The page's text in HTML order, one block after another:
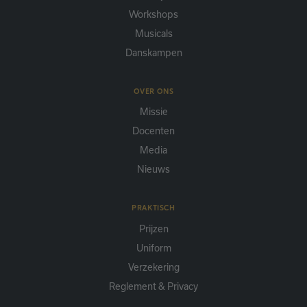
Workshops
Musicals
Danskampen
OVER ONS
Missie
Docenten
Media
Nieuws
PRAKTISCH
Prijzen
Uniform
Verzekering
Reglement & Privacy